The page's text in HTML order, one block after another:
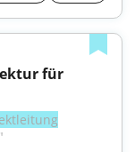
für